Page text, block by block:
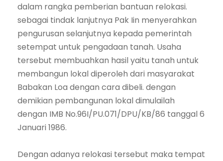
dalam rangka pemberian bantuan relokasi.
sebagai tindak lanjutnya Pak Iin menyerahkan
pengurusan selanjutnya kepada pemerintah
setempat untuk pengadaan tanah. Usaha
tersebut membuahkan hasil yaitu tanah untuk
membangun lokal diperoleh dari masyarakat
Babakan Loa dengan cara dibeli. dengan
demikian pembangunan lokal dimulailah
dengan IMB No.96I/PU.071/DPU/KB/86 tanggal 6
Januari 1986.
Dengan adanya relokasi tersebut maka tempat